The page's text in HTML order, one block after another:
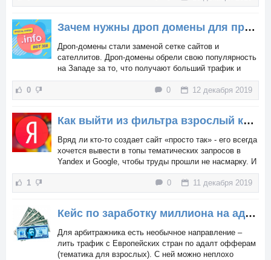
Зачем нужны дроп домены для продвижения сайтов?
Дроп-домены стали заменой сетке сайтов и
сателлитов. Дроп-домены обрели свою популярность
на Западе за то, что получают больший трафик и
легче продвигаются вверх в поисковиках. Модель,
которая работала с Google, хорошо прижилась в
работе с Яндексом, так что на дроп-домены не
причем активно.
0 0 12 декабря 2019
Как выйти из фильтра взрослый контент и агрессивная реклама в яндексе
Вряд ли кто-то создает сайт «просто так» - его всегда
хочется вывести в топы тематических запросов в
Yandex и Google, чтобы труды прошли не насмарку. И
пользователи оценят, и небольшую «прибавку к
зарплате» получить удастся. Вот только сначала
нужно пробиться через ограничения и фильтры
1 0 11 декабря 2019
Кейс по заработку миллиона на адалт офферах на Facebook
Для арбитражника есть необычное направление –
лить трафик с Европейских стран по адалт офферам
(тематика для взрослых). С ней можно неплохо